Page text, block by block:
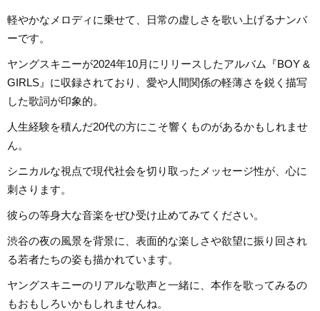
軽やかなメロディに乗せて、日常の虚しさを歌い上げるナンバ
ーです。
ヤングスキニーが2024年10月にリリースしたアルバム『BOY &
GIRLS』に収録されており、愛や人間関係の軽薄さを鋭く描写
した歌詞が印象的。
人生経験を積んだ20代の方にこそ響くものがあるかもしれませ
ん。
シニカルな視点で現代社会を切り取ったメッセージ性が、心に
刺さります。
彼らの等身大な音楽をぜひ受け止めてみてください。
渋谷の夜の風景を背景に、表面的な楽しさや欲望に振り回され
る若者たちの姿も描かれています。
ヤングスキニーのリアルな歌声と一緒に、本作を歌ってみるの
もおもしろいかもしれませんね。